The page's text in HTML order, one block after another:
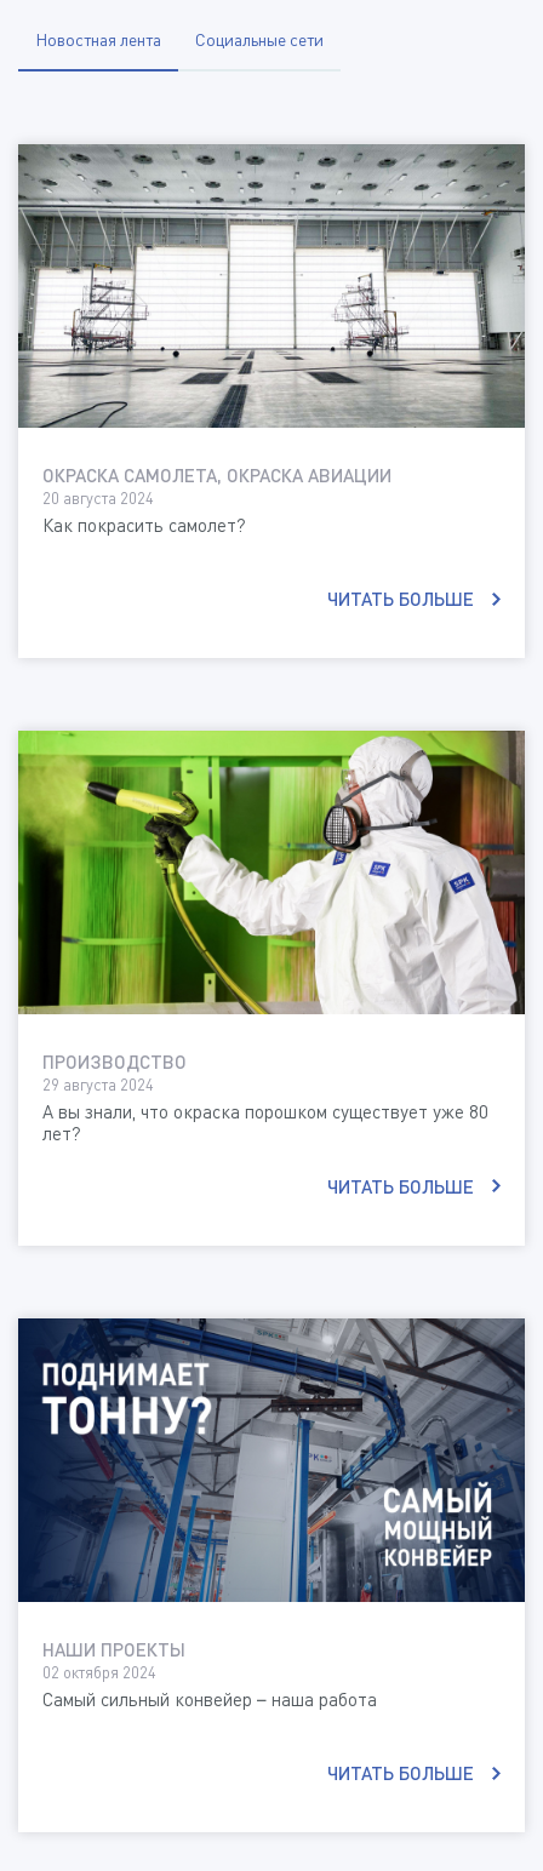
Новостная лента Социальные сети
ОКРАСКА САМОЛЕТА, ОКРАСКА АВИАЦИИ
20 августа 2024
Как покрасить самолет?
ЧИТАТЬ БОЛЬШЕ
ПРОИЗВОДСТВО
29 августа 2024
А вы знали, что окраска порошком существует уже 80
лет?
ЧИТАТЬ БОЛЬШЕ
НАШИ ПРОЕКТЫ
02 октября 2024
Самый сильный конвейер – наша работа
ЧИТАТЬ БОЛЬШЕ